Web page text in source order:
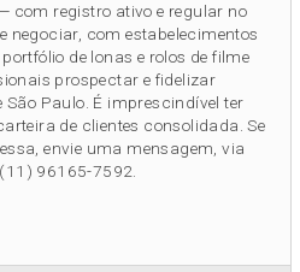
com registro ativo e regular no
negociar, com estabelecimentos
de lonas e rolos de filme
prospectar e fidelizar
São Paulo. É imprescindível ter
de clientes consolidada. Se
envie uma mensagem, via
96165-7592.